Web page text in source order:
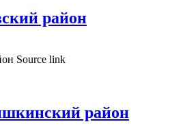
район
Source link
район